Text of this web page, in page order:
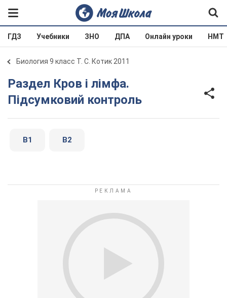
ГДЗ Учебники ЗНО ДПА Онлайн уроки НМТ
Биология 9 класс Т. С. Котик 2011
Раздел Кров і лімфа.
Підсумковий контроль
В1 В2